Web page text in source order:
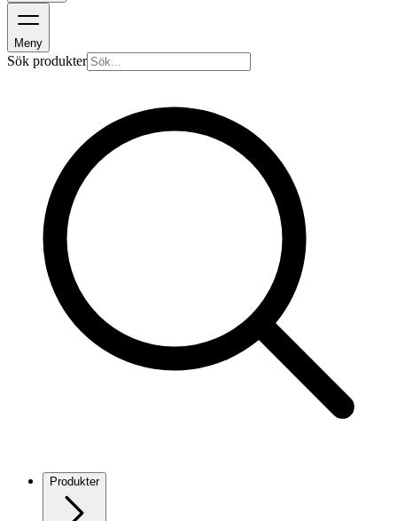
Meny
Sök produkter
Produkter